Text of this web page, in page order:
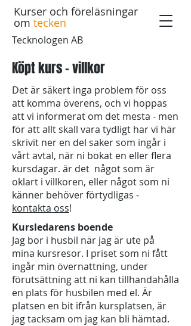
Tecknologen AB
Kurser och föreläsningar
om tecken
Köpt kurs - villkor
Det är säkert inga problem för oss
att komma överens, och vi hoppas
att vi informerat om det mesta - men
för att allt skall vara tydligt har vi här
skrivit ner en del saker som ingår i
vårt avtal, när ni bokat en eller flera
kursdagar. är det något som är
oklart i villkoren, eller något som ni
känner behöver förtydligas -
kontakta oss!
Kursledarens boende
Jag bor i husbil när jag är ute på
mina kursresor. I priset som ni fått
ingår min övernattning, under
förutsättning att ni kan tillhandahålla
en plats för husbilen med el. Är
platsen en bit ifrån kursplatsen, är
jag tacksam om jag kan bli hämtad.